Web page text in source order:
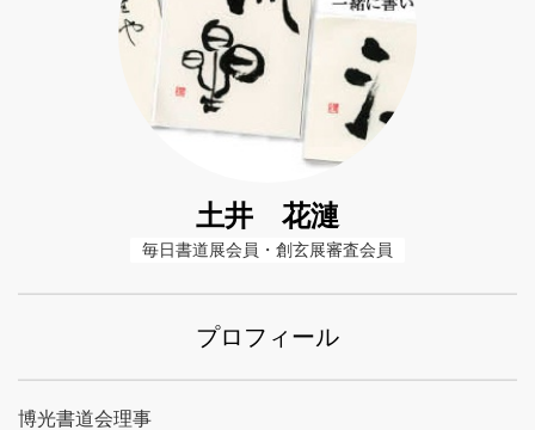
土井 花漣
毎日書道展会員・創玄展審査会員
プロフィール
博光書道会理事